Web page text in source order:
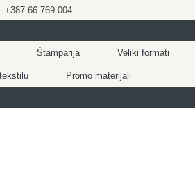
+387 66 769 004
Štamparija Veliki formati
Promo materijali